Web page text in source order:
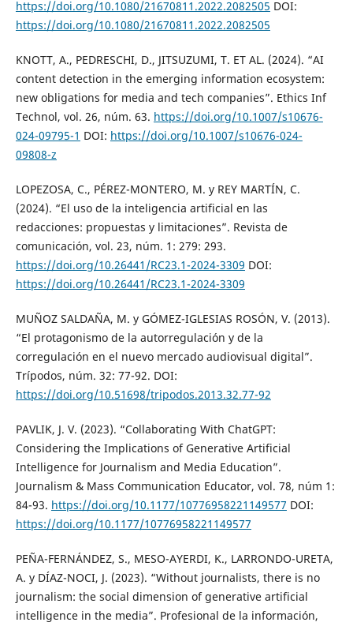
https://doi.org/10.1080/21670811.2022.2082505 DOI:
https://doi.org/10.1080/21670811.2022.2082505
KNOTT, A., PEDRESCHI, D., JITSUZUMI, T. ET AL. (2024). “AI
content detection in the emerging information ecosystem:
new obligations for media and tech companies”. Ethics Inf
Technol, vol. 26, núm. 63. https://doi.org/10.1007/s10676-
024-09795-1 DOI: https://doi.org/10.1007/s10676-024-
09808-z
LOPEZOSA, C., PÉREZ-MONTERO, M. y REY MARTÍN, C.
(2024). “El uso de la inteligencia artificial en las
redacciones: propuestas y limitaciones”. Revista de
comunicación, vol. 23, núm. 1: 279: 293.
https://doi.org/10.26441/RC23.1-2024-3309 DOI:
https://doi.org/10.26441/RC23.1-2024-3309
MUÑOZ SALDAÑA, M. y GÓMEZ-IGLESIAS ROSÓN, V. (2013).
“El protagonismo de la autorregulación y de la
corregulación en el nuevo mercado audiovisual digital”.
Trípodos, núm. 32: 77-92. DOI:
https://doi.org/10.51698/tripodos.2013.32.77-92
PAVLIK, J. V. (2023). “Collaborating With ChatGPT:
Considering the Implications of Generative Artificial
Intelligence for Journalism and Media Education”.
Journalism & Mass Communication Educator, vol. 78, núm 1:
84-93. https://doi.org/10.1177/10776958221149577 DOI:
https://doi.org/10.1177/10776958221149577
PEÑA-FERNÁNDEZ, S., MESO-AYERDI, K., LARRONDO-URETA,
A. y DÍAZ-NOCI, J. (2023). “Without journalists, there is no
journalism: the social dimension of generative artificial
intelligence in the media”. Profesional de la información,